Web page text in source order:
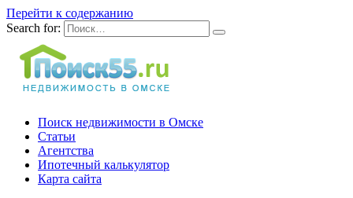
Перейти к содержанию
Search for:
Поиск недвижимости в Омске
Статьи
Агентства
Ипотечный калькулятор
Карта сайта